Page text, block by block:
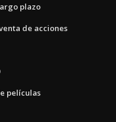
plazo
de acciones
películas